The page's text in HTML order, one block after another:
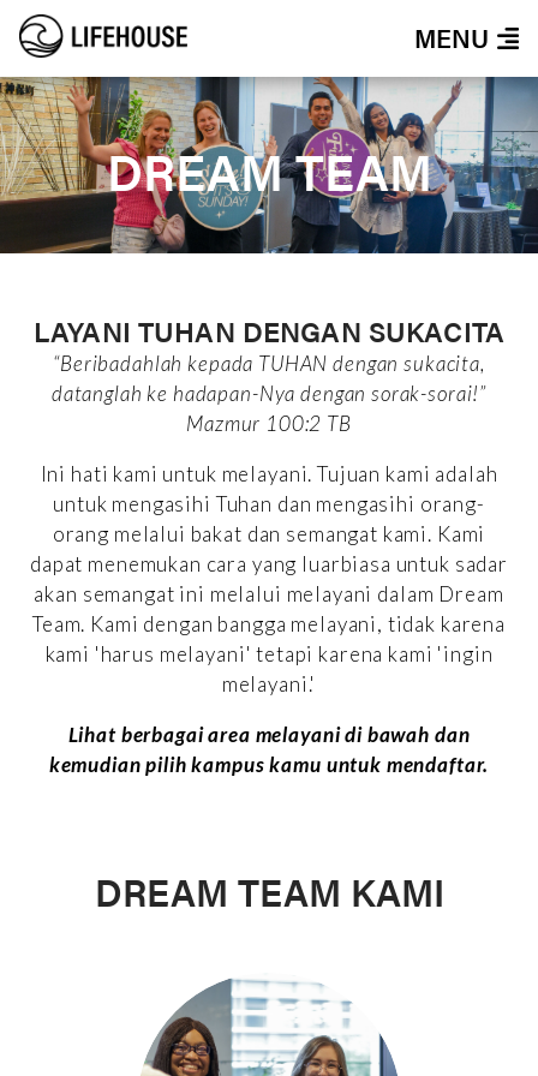
MENU
DREAM TEAM
LAYANI TUHAN DENGAN SUKACITA
“Beribadahlah kepada TUHAN dengan sukacita,
datanglah ke hadapan-Nya dengan sorak-sorai!”
Mazmur 100:2 TB
Ini hati kami untuk melayani. Tujuan kami adalah
untuk mengasihi Tuhan dan mengasihi orang-
orang melalui bakat dan semangat kami. Kami
dapat menemukan cara yang luarbiasa untuk sadar
akan semangat ini melalui melayani dalam Dream
Team. Kami dengan bangga melayani, tidak karena
kami 'harus melayani' tetapi karena kami 'ingin
melayani.'
Lihat berbagai area melayani di bawah dan
kemudian pilih kampus kamu untuk mendaftar.
DREAM TEAM KAMI